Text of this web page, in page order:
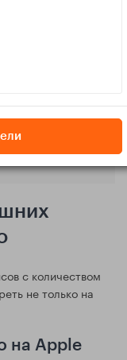
трёх
какие
с количеством
не только на
на Apple